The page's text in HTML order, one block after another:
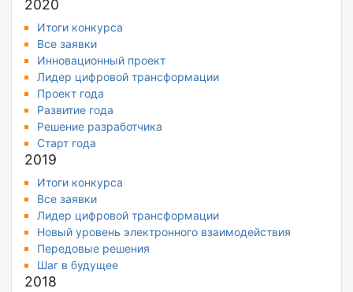
2020
Итоги конкурса
Все заявки
Инновационный проект
Лидер цифровой трансформации
Проект года
Развитие года
Решение разработчика
Старт года
2019
Итоги конкурса
Все заявки
Лидер цифровой трансформации
Новый уровень электронного взаимодействия
Передовые решения
Шаг в будущее
2018